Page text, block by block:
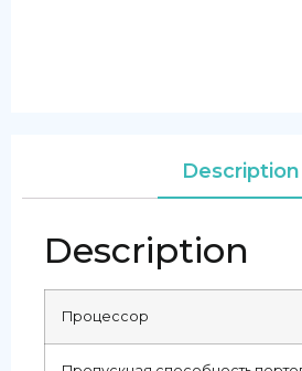
Description
Description
Процессор